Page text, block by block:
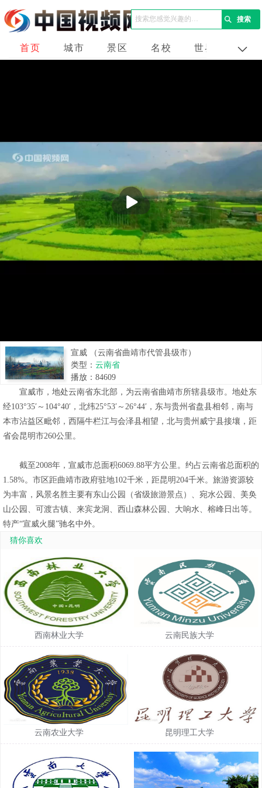
首页 城市 景区 名校 世界 企业
放
宣威 （云南省曲靖市代管县级市）
类型： 云南省
播放： 84609
宣威市，地处云南省东北部，为云南省曲靖市所辖县级市。地处东
经103°35′～104°40′，北纬25°53′～26°44′，东与贵州省盘县相邻，南与
本市沾益区毗邻，西隔牛栏江与会泽县相望，北与贵州威宁县接壤，距
省会昆明市260公里。
截至2008年，宣威市总面积6069.88平方公里。约占云南省总面积的
1.58%。市区距曲靖市政府驻地102千米，距昆明204千米。旅游资源较
为丰富，风景名胜主要有东山公园（省级旅游景点）、宛水公园、美奂
山公园、可渡古镇、来宾龙洞、西山森林公园、大响水、榕峰日出等。
特产“宣威火腿”驰名中外。
猜你喜欢
西南林业大学 云南民族大学
云南农业大学 昆明理工大学